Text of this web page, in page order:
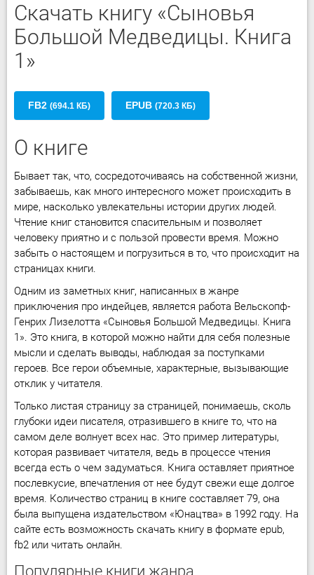
Скачать книгу «Сыновья
Большой Медведицы. Книга
1»
FB2 (694.1 КБ) EPUB (720.3 КБ)
О книге
Бывает так, что, сосредоточиваясь на собственной жизни,
забываешь, как много интересного может происходить в
мире, насколько увлекательны истории других людей.
Чтение книг становится спасительным и позволяет
человеку приятно и с пользой провести время. Можно
забыть о настоящем и погрузиться в то, что происходит на
страницах книги.
Одним из заметных книг, написанных в жанре
приключения про индейцев, является работа Вельскопф-
Генрих Лизелотта «Сыновья Большой Медведицы. Книга
1». Это книга, в которой можно найти для себя полезные
мысли и сделать выводы, наблюдая за поступками
героев. Все герои объемные, характерные, вызывающие
отклик у читателя.
Только листая страницу за страницей, понимаешь, сколь
глубоки идеи писателя, отразившего в книге то, что на
самом деле волнует всех нас. Это пример литературы,
которая развивает читателя, ведь в процессе чтения
всегда есть о чем задуматься. Книга оставляет приятное
послевкусие, впечатления от нее будут свежи еще долгое
время. Количество страниц в книге составляет 79, она
была выпущена издательством «Юнацтва» в 1992 году. На
сайте есть возможность скачать книгу в формате epub,
fb2 или читать онлайн.
Популярные книги жанра